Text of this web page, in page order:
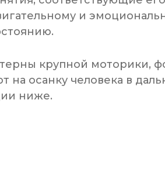
и
крупной моторики,
на осанку человека в
ниже.